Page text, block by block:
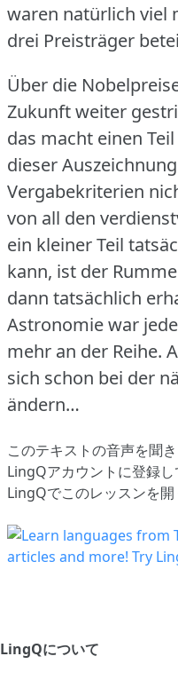
waren natürlich viel
drei Preisträger
Über die
Zukunft weiter
das macht einen
dieser
Vergabekriterien
von all den
ein kleiner Teil
kann, ist der
dann tatsächlich
Astronomie war
mehr an der Reihe.
sich schon bei der
ändern…
このテキストの音声を聞
LingQアカウントに登録
LingQでこのレッスンを開
LingQについて